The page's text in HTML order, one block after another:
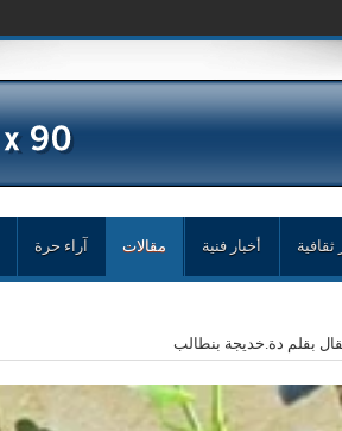
الح
ثقافية أخبار فنية مقالات آراء حرة
مقال بقلم دة.خديجة بنطالب